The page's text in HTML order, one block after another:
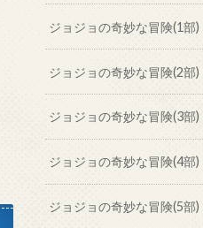
ジョジョの奇妙な冒険(1部)
ジョジョの奇妙な冒険(2部)
ジョジョの奇妙な冒険(3部)
ジョジョの奇妙な冒険(4部)
ジョジョの奇妙な冒険(5部)